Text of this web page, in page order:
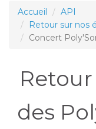
Accueil
API
Retour sur nos
Concert
des